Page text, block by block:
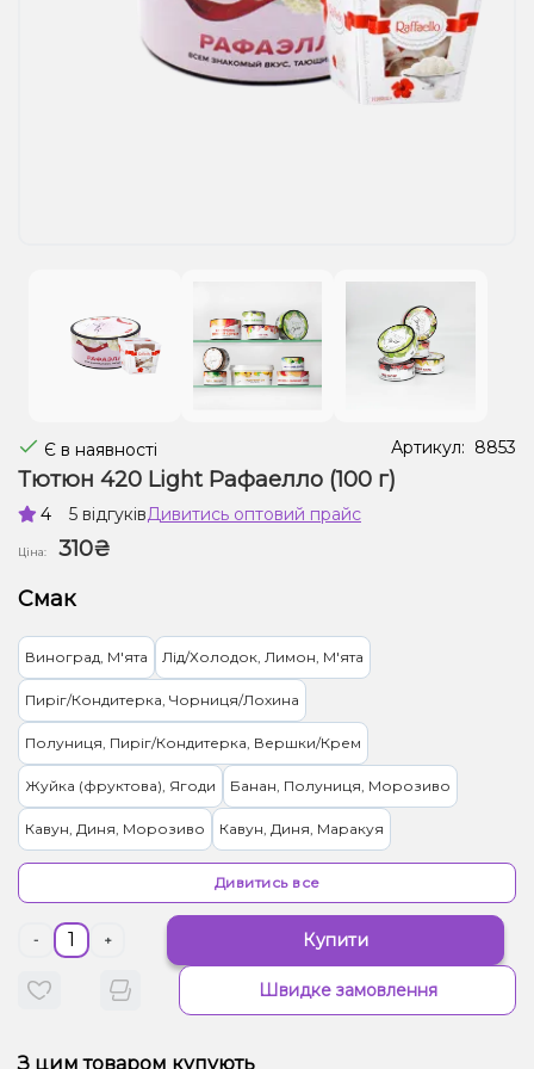
Рідини для електронних сигарет
Подарункові набори
Є в наявності Артикул: 8853
Тютюн 420 Light Рафаелло (100 г)
4 5 відгуківДивитись оптовий прайс
Ціна:
310₴
Смак
Виноград, М'ята Лід/Холодок, Лимон, М'ята
Пиріг/Кондитерка, Чорниця/Лохина
Полуниця, Пиріг/Кондитерка, Вершки/Крем
Жуйка (фруктова), Ягоди Банан, Полуниця, Морозиво
Кавун, Диня, Морозиво Кавун, Диня, Маракуя
Лід/Холодок, Яблуко Лимонад, Цитруси
Ківі, Лайм, М'ята, Яблуко
Грейпфрут, Полуниця, Малина Арахіс Цукерки, Мультифрукт
Дивитись все
- + Купити
Швидке замовлення
З цим товаром купують